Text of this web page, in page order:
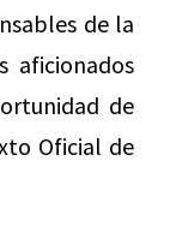
de la
aficionados
de
Oficial de